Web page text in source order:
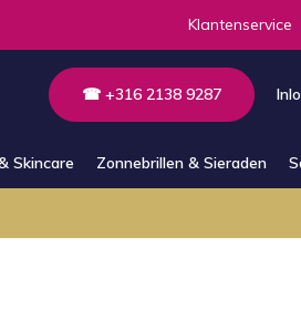
Klantenservice
☎ +316 2138 9287
Skincare Zonnebrillen & Sieraden